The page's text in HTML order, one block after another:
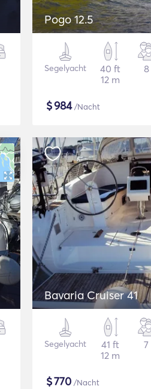
Pogo 12.5
Segelyacht
40 ft
12 m
8
$984/Nacht
Bavaria Cruiser 41
Segelyacht
41 ft
12 m
7
$770 /Nacht